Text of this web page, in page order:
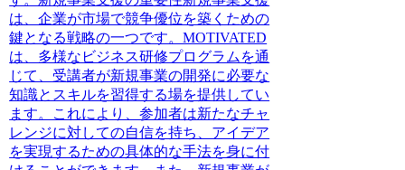
は、企業が市場で競争優位を築くための
鍵となる戦略の一つです。MOTIVATED
は、多様なビジネス研修プログラムを通
じて、受講者が新規事業の開発に必要な
知識とスキルを習得する場を提供してい
ます。これにより、参加者は新たなチャ
レンジに対しての自信を持ち、アイデア
を実現するための具体的な手法を身に付